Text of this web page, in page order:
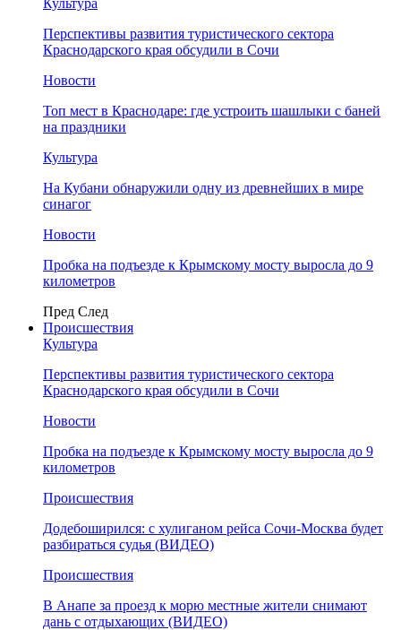
Перспективы развития туристического сектора
Краснодарского края обсудили в Сочи
Новости
Топ мест в Краснодаре: где устроить шашлыки с баней
на праздники
Культура
На Кубани обнаружили одну из древнейших в мире
синагог
Новости
Пробка на подъезде к Крымскому мосту выросла до 9
километров
Пред След
Происшествия
Культура
Перспективы развития туристического сектора
Краснодарского края обсудили в Сочи
Новости
Пробка на подъезде к Крымскому мосту выросла до 9
километров
Происшествия
Додебоширился: с хулиганом рейса Сочи-Москва будет
разбираться судья (ВИДЕО)
Происшествия
В Анапе за проезд к морю местные жители снимают
дань с отдыхающих (ВИДЕО)